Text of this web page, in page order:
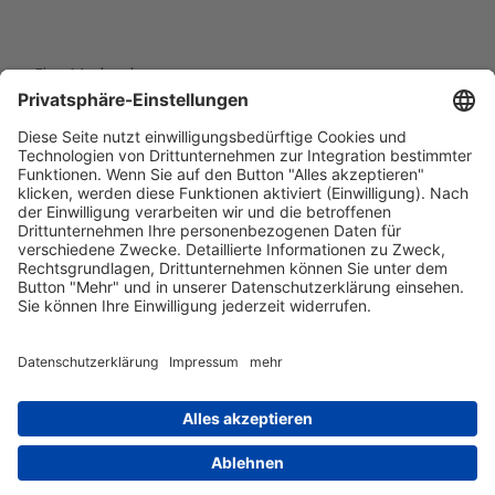
Eine Marke der
Wolfsburg Wirtschaft und Marketing GmbH
Porschestraße 26
38440 Wolfsburg
+49 5361 89994-0
info@wmg-wolfsburg.de
Datenschutz